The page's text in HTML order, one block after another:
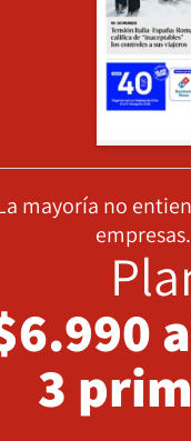
mayoría no
3